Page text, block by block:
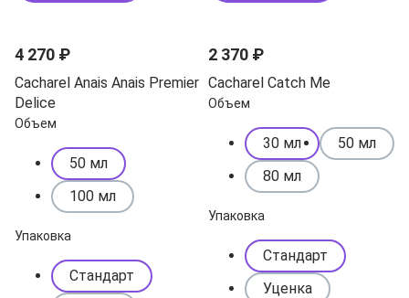
4 270 ₽
Cacharel Anais Anais Premier
Delice
Объем
50 мл
100 мл
Упаковка
Стандарт
2 370 ₽
Cacharel Catch Me
Объем
30 мл
50 мл
80 мл
Упаковка
Стандарт
Уценка